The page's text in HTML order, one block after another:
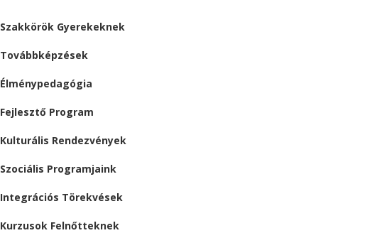
Szakkörök Gyerekeknek
Továbbképzések
Élménypedagógia
Fejlesztő Program
Kulturális Rendezvények
Szociális Programjaink
Integrációs Törekvések
Kurzusok Felnőtteknek